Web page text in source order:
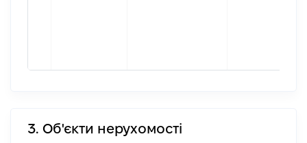
3. Об'єкти нерухомості